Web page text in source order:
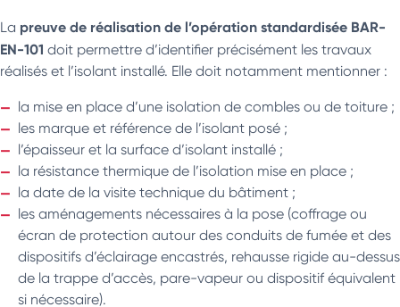
La preuve de réalisation de l’opération standardisée BAR-
EN-101 doit permettre d’identifier précisément les travaux
réalisés et l’isolant installé. Elle doit notamment mentionner :
la mise en place d’une isolation de combles ou de toiture ;
les marque et référence de l’isolant posé ;
l’épaisseur et la surface d’isolant installé ;
la résistance thermique de l’isolation mise en place ;
la date de la visite technique du bâtiment ;
les aménagements nécessaires à la pose (coffrage ou
écran de protection autour des conduits de fumée et des
dispositifs d’éclairage encastrés, rehausse rigide au-dessus
de la trappe d’accès, pare-vapeur ou dispositif équivalent
si nécessaire).